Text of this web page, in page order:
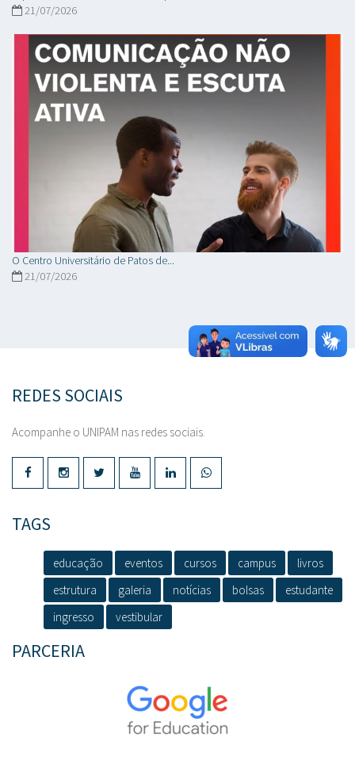
21/07/2026
O Centro Universitário de Patos de...
21/07/2026
REDES SOCIAIS
Acompanhe o UNIPAM nas redes sociais.
TAGS
educação eventos cursos campus
livros
estrutura
galeria notícias bolsas
estudante
ingresso
vestibular
PARCERIA